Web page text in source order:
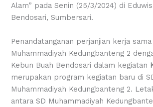
Alam” pada Senin (25/3/2024) di
Bendosari, Sumbersari.
Penandatanganan perjanjian kerja sama
Muhammadiyah Kedungbanteng 2
Kebun Buah Bendosari dalam kegiatan
merupakan program kegiatan baru di
Muhammadiyah Kedungbanteng 2.
antara SD Muhammadiyah